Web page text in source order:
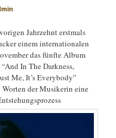
Jahrzehnt erstmals
einem internationalen
das fünfte Album
In The Darkness,
Me, It’s Everybody”
Worten der Musikerin eine